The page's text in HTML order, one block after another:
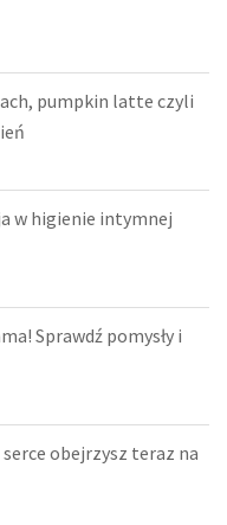
pumpkin latte czyli
w higienie intymnej
Sprawdź pomysły i
obejrzysz teraz na